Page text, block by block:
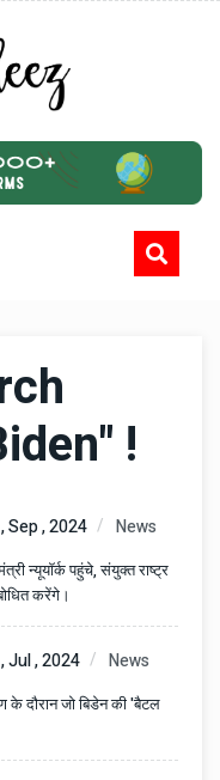
!
Sep , 2024 News
न्यूयॉर्क पहुंचे, संयुक्त राष्ट्र
करेंगे।
Jul , 2024 News
के दौरान जो बिडेन की 'बैटल